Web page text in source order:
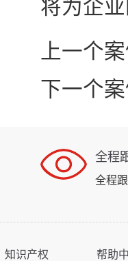
将为企
上一个
下一个
全程
全程
知识产权 帮助